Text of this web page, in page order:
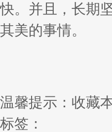
快。并且，长期
其美的事情。
温馨提示：收藏
标签：